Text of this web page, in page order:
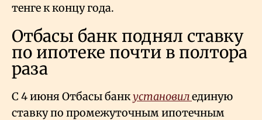
тенге к концу года.
Отбасы банк поднял ставку
по ипотеке почти в полтора
раза
С 4 июня Отбасы банкустановилединую
ставку по промежуточным ипотечным